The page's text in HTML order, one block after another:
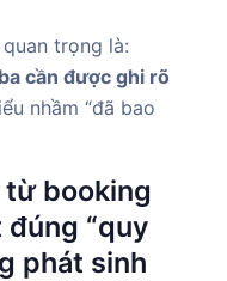
trọng là:
cần được ghi rõ
nhầm “đã bao
từ booking
“quy
phát sinh